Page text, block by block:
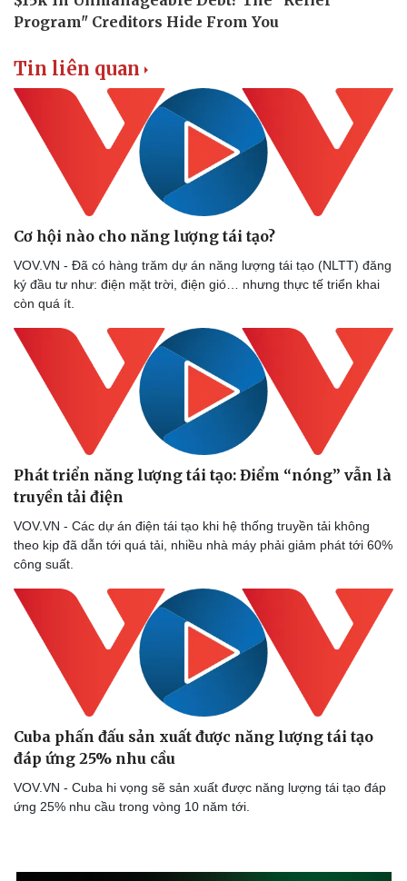
Doanh nghiệp
Thông tin doanh nghiệp
Doanh nghiệp 24h
Doanh nhân
Sành điệu
Tin Công nghệ
Tin liên quan
Cơ hội nào cho năng lượng tái tạo?
VOV.VN - Đã có hàng trăm dự án năng lượng tái tạo (NLTT) đăng
ký đầu tư như: điện mặt trời, điện gió… nhưng thực tế triển khai
còn quá ít.
Phát triển năng lượng tái tạo: Điểm “nóng” vẫn là
truyền tải điện
VOV.VN - Các dự án điện tái tạo khi hệ thống truyền tải không
theo kịp đã dẫn tới quá tải, nhiều nhà máy phải giảm phát tới 60%
công suất.
Cuba phấn đấu sản xuất được năng lượng tái tạo
đáp ứng 25% nhu cầu
VOV.VN - Cuba hi vọng sẽ sản xuất được năng lượng tái tạo đáp
ứng 25% nhu cầu trong vòng 10 năm tới.